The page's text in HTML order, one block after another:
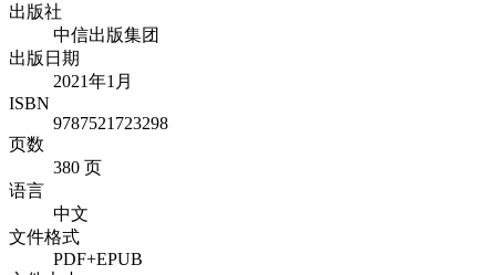
出版社
中信出版集团
出版日期
2021年1月
ISBN
9787521723298
页数
380 页
语言
中文
文件格式
PDF+EPUB